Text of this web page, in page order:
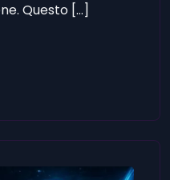
Questo […]